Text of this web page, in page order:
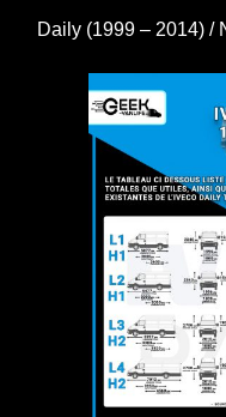
Daily (1999 – 2014) /